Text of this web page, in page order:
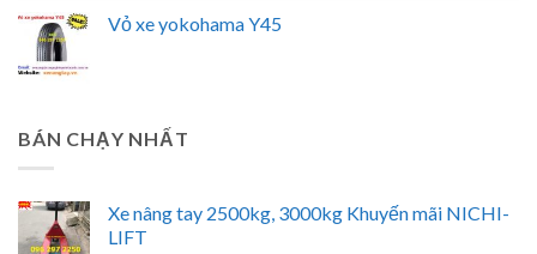
Vỏ xe yokohama Y45
BÁN CHẠY NHẤT
Xe nâng tay 2500kg, 3000kg Khuyến mãi NICHI-
LIFT